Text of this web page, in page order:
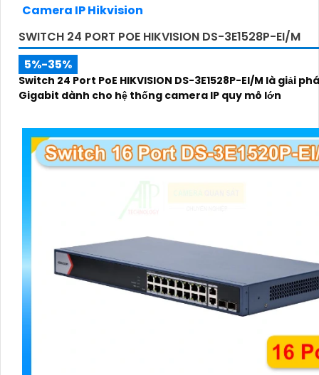
SWITCH 24 PORT POE HIKVISION DS-3E1528P-EI/M
5%-35%
Switch 24 Port PoE HIKVISION DS-3E1528P-EI/M là giải
Gigabit dành cho hệ thống camera IP quy mô lớn